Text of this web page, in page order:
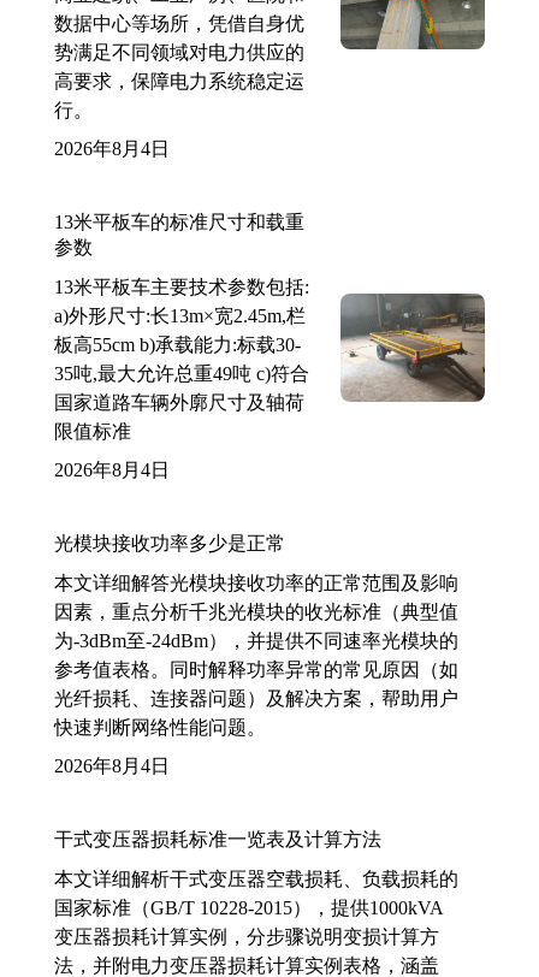
数据中心等场所，凭借自身优
势满足不同领域对电力供应的
高要求，保障电力系统稳定运
行。
2026年8月4日
13米平板车的标准尺寸和载重
参数
13米平板车主要技术参数包括:
a)外形尺寸:长13m×宽2.45m,栏
板高55cm b)承载能力:标载30-
35吨,最大允许总重49吨 c)符合
国家道路车辆外廓尺寸及轴荷
限值标准
2026年8月4日
光模块接收功率多少是正常
本文详细解答光模块接收功率的正常范围及影响
因素，重点分析千兆光模块的收光标准（典型值
为-3dBm至-24dBm），并提供不同速率光模块的
参考值表格。同时解释功率异常的常见原因（如
光纤损耗、连接器问题）及解决方案，帮助用户
快速判断网络性能问题。
2026年8月4日
干式变压器损耗标准一览表及计算方法
本文详细解析干式变压器空载损耗、负载损耗的
国家标准（GB/T 10228-2015），提供1000kVA
变压器损耗计算实例，分步骤说明变损计算方
法，并附电力变压器损耗计算实例表格，涵盖